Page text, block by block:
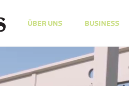
ÜBER UNS BUSINESS